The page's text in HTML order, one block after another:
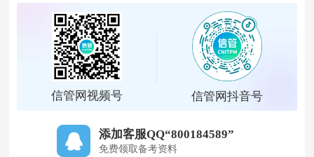
信管网视频号 信管网抖音号
添加客服QQ“800184589”
免费领取备考资料